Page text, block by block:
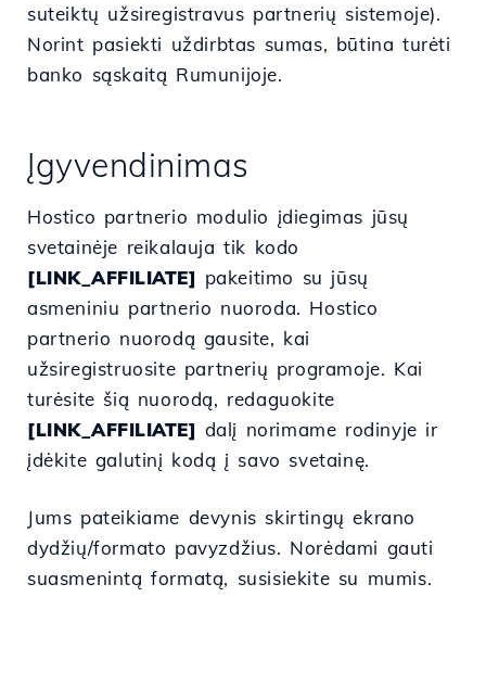
suteiktų užsiregistravus partnerių sistemoje).
Norint pasiekti uždirbtas sumas, būtina turėti
banko sąskaitą Rumunijoje.
Įgyvendinimas
Hostico partnerio modulio įdiegimas jūsų
svetainėje reikalauja tik kodo
[LINK_AFFILIATE] pakeitimo su jūsų
asmeniniu partnerio nuoroda. Hostico
partnerio nuorodą gausite, kai
užsiregistruosite partnerių programoje. Kai
turėsite šią nuorodą, redaguokite
[LINK_AFFILIATE] dalį norimame rodinyje ir
įdėkite galutinį kodą į savo svetainę.
Jums pateikiame devynis skirtingų ekrano
dydžių/formato pavyzdžius. Norėdami gauti
suasmenintą formatą, susisiekite su mumis.